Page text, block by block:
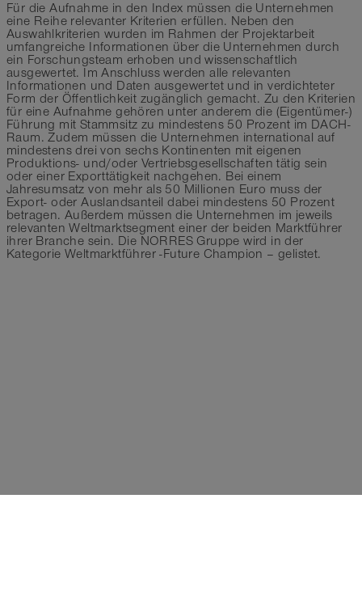
Für die Aufnahme in den Index müssen die Unternehmen
eine Reihe relevanter Kriterien erfüllen. Neben den
Auswahlkriterien wurden im Rahmen der Projektarbeit
umfangreiche Informationen über die Unternehmen durch
ein Forschungsteam erhoben und wissenschaftlich
ausgewertet. Im Anschluss werden alle relevanten
Informationen und Daten ausgewertet und in verdichteter
Form der Öffentlichkeit zugänglich gemacht. Zu den Kriterien
für eine Aufnahme gehören unter anderem die (Eigentümer-)
Führung mit Stammsitz zu mindestens 50 Prozent im DACH-
Raum. Zudem müssen die Unternehmen international auf
mindestens drei von sechs Kontinenten mit eigenen
Produktions- und/oder Vertriebsgesellschaften tätig sein
oder einer Exporttätigkeit nachgehen. Bei einem
Jahresumsatz von mehr als 50 Millionen Euro muss der
Export- oder Auslandsanteil dabei mindestens 50 Prozent
betragen. Außerdem müssen die Unternehmen im jeweils
relevanten Weltmarktsegment einer der beiden Marktführer
ihrer Branche sein. Die NORRES Gruppe wird in der
Kategorie Weltmarktführer -Future Champion – gelistet.